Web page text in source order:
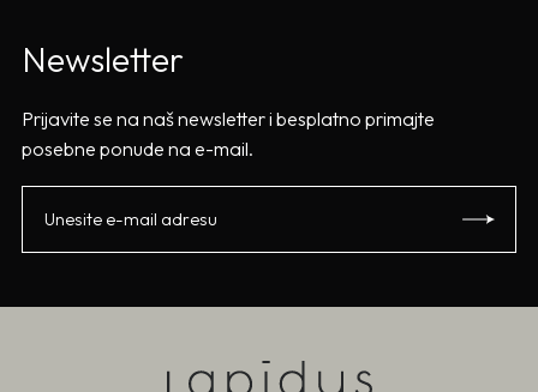
Newsletter
Prijavite se na naš newsletter i besplatno primajte
posebne ponude na e-mail.